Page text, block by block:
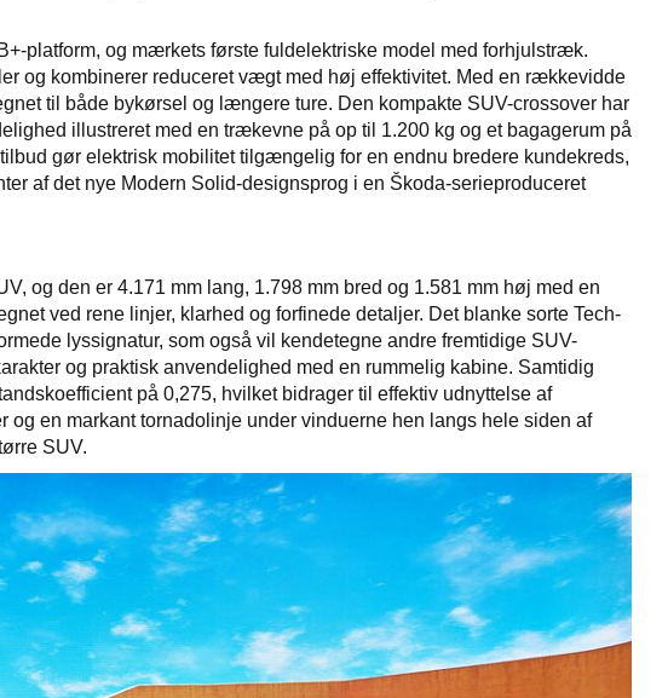
platform, og mærkets første fuldelektriske model med forhjulstræk.
og kombinerer reduceret vægt med høj effektivitet. Med en rækkevidde
til både bykørsel og længere ture. Den kompakte SUV-crossover har
illustreret med en trækevne på op til 1.200 kg og et bagagerum på
gør elektrisk mobilitet tilgængelig for en endnu bredere kundekreds,
af det nye Modern Solid-designsprog i en Škoda-serieproduceret
og den er 4.171 mm lang, 1.798 mm bred og 1.581 mm høj med en
ved rene linjer, klarhed og forfinede detaljer. Det blanke sorte Tech-
lyssignatur, som også vil kendetegne andre fremtidige SUV-
og praktisk anvendelighed med en rummelig kabine. Samtidig
på 0,275, hvilket bidrager til effektiv udnyttelse af
en markant tornadolinje under vinduerne hen langs hele siden af
SUV.